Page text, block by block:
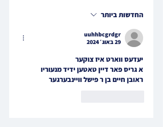
מנחם אבל זיין האד'
מהארנסטייפל
החדשות ביותר
uuhhbcgrdgr
29 באוג׳ 2024
יעדעס ווארט איז צוקער
א גריס פאר דיין טאטען ידיד מנעוריו
ראובן חיים בן ר פישל וויינבערגער